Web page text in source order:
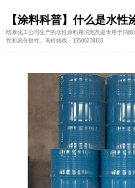
【涂料科普】什么是水
晗泰化工公司生产的水性涂料用消泡剂是专用于消
性和易分散性。询价热线：13506278163